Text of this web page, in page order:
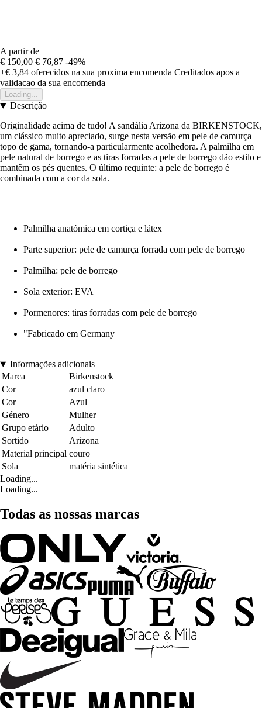
A partir de
€ 150,00 € 76,87 -49%
+€ 3,84 oferecidos na sua proxima encomenda Creditados apos a
validacao da sua encomenda
Loading...
Descrição
Originalidade acima de tudo! A sandália Arizona da BIRKENSTOCK,
um clássico muito apreciado, surge nesta versão em pele de camurça
topo de gama, tornando-a particularmente acolhedora. A palmilha em
pele natural de borrego e as tiras forradas a pele de borrego dão estilo e
mantêm os pés quentes. O último requinte: a pele de borrego é
combinada com a cor da sola.
Palmilha anatómica em cortiça e látex
Parte superior: pele de camurça forrada com pele de borrego
Palmilha: pele de borrego
Sola exterior: EVA
Pormenores: tiras forradas com pele de borrego
"Fabricado em Germany
Informações adicionais
Marca
Birkenstock
Cor
azul claro
Cor
Azul
Género
Mulher
Grupo etário
Adulto
Sortido
Arizona
Material principal couro
Sola
matéria sintética
Loading...
Loading...
Todas as nossas marcas